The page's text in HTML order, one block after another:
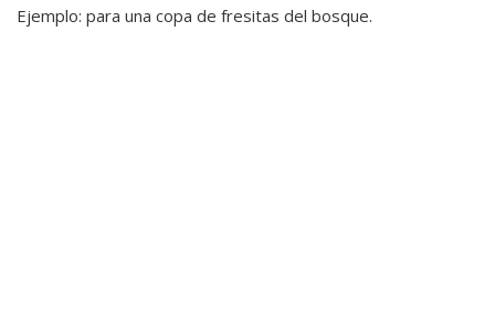
Ejemplo: para una copa de fresitas del bosque.